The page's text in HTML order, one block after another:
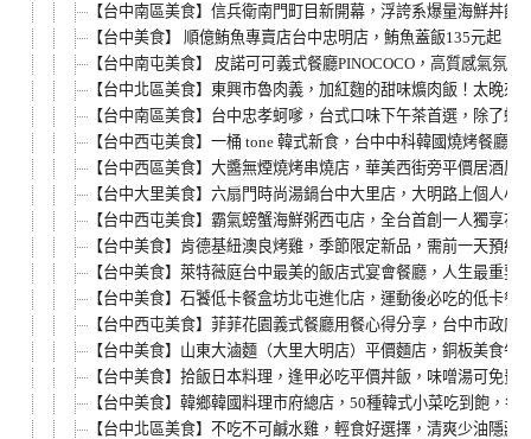
【台中南區美食】信兵衛南門町目新開幕，浮誇系爆量海鮮丼
【台中美食】 順億鮪魚專賣店台中忠明店，鮪魚蓋飯135元起
【台中南屯美食】 皮諾可可義式餐廳PINOCOCO，高質感氣氛
【台中北區美食】東興市魯肉義，加紅麴的甜味爌肉飯！太晚
【台中南區美食】台中忠孝蚵嗲，台式口味下午茶首選，除了
【台中西屯美食】一桶 tone 韓式新食，台中中科韓國燒烤餐廳
【台中西區美食】大醬無煙燒烤串燒店，華美西街旁平價居酒
【台中大里美食】六扇門時尚湯鍋台中大里店，大明路上個人
【台中西屯美食】霸氣螃蟹海鮮粥西屯店，全台首創一人獨享
【台中美食】肯德基紐澳良烤雞，季節限定新品，需前一天預約
【台中美食】萊特薇庭台中最美的飯店式宴會餐廳，人生最重
【台中美食】石饕低卡餐盒坊北屯進化店，運動後必吃的低卡
【台中西屯美食】菲菲花園義式餐廳用餐心得分享，台中市政
【台中美食】山東大滷麵（大里大明店）平價麵店，銅板美食
【台中美食】拾飯日本料理，逢甲必吃平價丼飯，味噌湯可免
【台中美食】韓鄉韓國料理市府總店，50種韓式小菜吃到飽，
【台中北區美食】不吃不可鹹水雞，輕食好選擇，清爽少油隱